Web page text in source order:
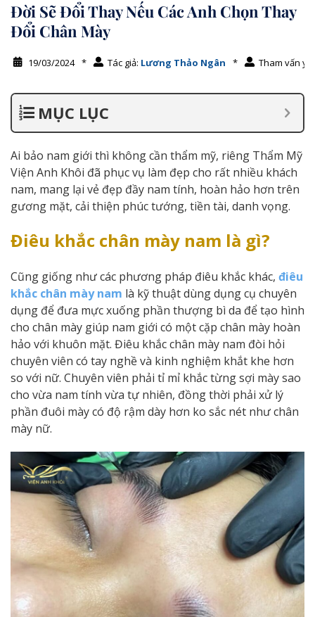
Đời Sẽ Đổi Thay Nếu Các Anh Chọn Thay
Đổi Chân Mày
19/03/2024 * Tác giả: Lương Thảo Ngân * Tham vấn y
MỤC LỤC
Ai bảo nam giới thì không cần thẩm mỹ, riêng Thẩm Mỹ
Viện Anh Khôi đã phục vụ làm đẹp cho rất nhiều khách
nam, mang lại vẻ đẹp đầy nam tính, hoàn hảo hơn trên
gương mặt, cải thiện phúc tướng, tiền tài, danh vọng.
Điêu khắc chân mày nam là gì?
Cũng giống như các phương pháp điêu khắc khác, điêu
khắc chân mày nam là kỹ thuật dùng dụng cụ chuyên
dụng để đưa mực xuống phần thượng bì da để tạo hình
cho chân mày giúp nam giới có một cặp chân mày hoàn
hảo với khuôn mặt. Điêu khắc chân mày nam đòi hỏi
chuyên viên có tay nghề và kinh nghiệm khắt khe hơn
so với nữ. Chuyên viên phải tỉ mỉ khắc từng sợi mày sao
cho vừa nam tính vừa tự nhiên, đồng thời phải xử lý
phần đuôi mày có độ rậm dày hơn ko sắc nét như chân
mày nữ.